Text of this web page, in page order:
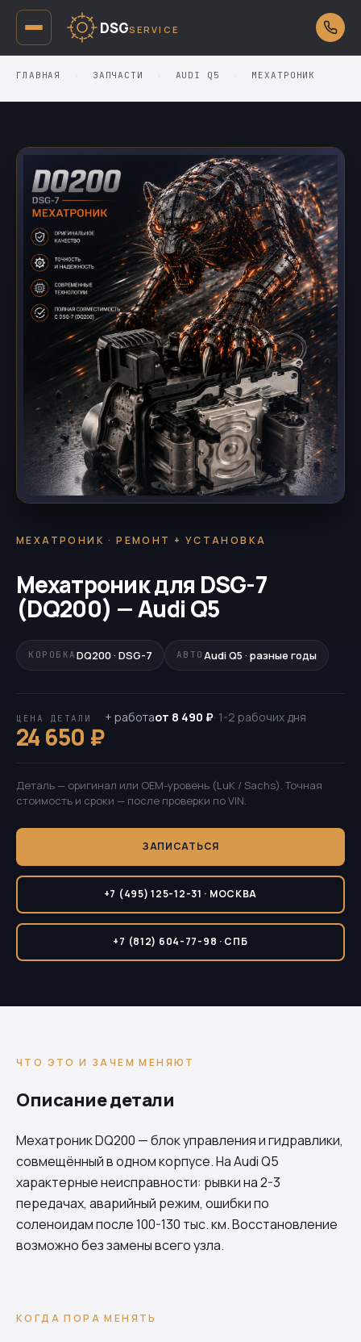
DSGSERVICE
ГЛАВНАЯ ЗАПЧАСТИ AUDI Q5 МЕХАТРОНИК
МЕХАТРОНИК · РЕМОНТ + УСТАНОВКА
Мехатроник для DSG-7
(DQ200) — Audi Q5
КОРОБКА DQ200 · DSG-7 АВТО Audi Q5 · разные годы
ЦЕНА ДЕТАЛИ
24 650 ₽
+ работаот 8 490 ₽· 1-2 рабочих дня
Деталь — оригинал или OEM-уровень (LuK / Sachs). Точная
стоимость и сроки — после проверки по VIN.
ЗАПИСАТЬСЯ
+7 (495) 125-12-31 · МОСКВА
+7 (812) 604-77-98 · СПБ
ЧТО ЭТО И ЗАЧЕМ МЕНЯЮТ
Описание детали
МехатроникDQ200 — блок управления и гидравлики,
совмещённый в одном корпусе. На Audi Q5
характерные неисправности: рывки на 2-3
передачах, аварийный режим, ошибки по
соленоидам после 100-130 тыс. км. Восстановление
возможно без замены всего узла.
КОГДА ПОРА МЕНЯТЬ